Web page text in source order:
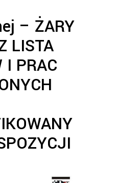
– ŻARY
LISTA
I PRAC